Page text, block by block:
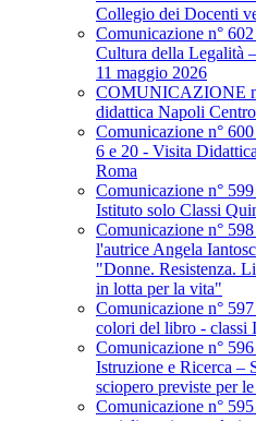
Collegio dei Docenti
Comunicazione n°
Cultura della Legalità
11 maggio 2026
COMUNICAZIONE
didattica Napoli
Comunicazione n°
6 e 20 - Visita
Roma
Comunicazione n°
Istituto solo Classi
Comunicazione n°
l'autrice Angela
"Donne. Resistenza.
in lotta per la vita"
Comunicazione n°
colori del libro - classi
Comunicazione n°
Istruzione e Ricerca –
sciopero previste per
Comunicazione n°